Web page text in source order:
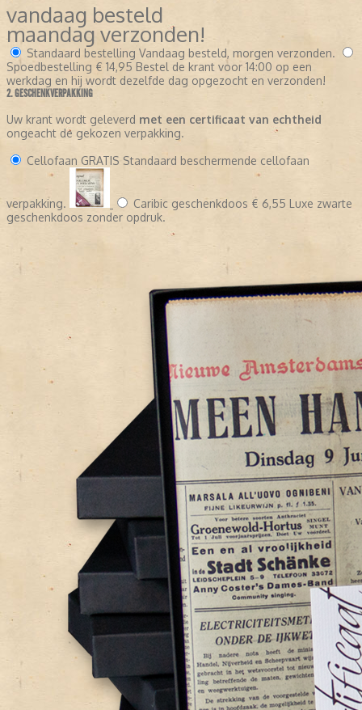
vandaag besteld
maandag verzonden!
Standaard bestelling Vandaag besteld, morgen verzonden.
Spoedbestelling € 14,95 Bestel de krant voor 14:00 op een
werkdag en hij wordt dezelfde dag opgezocht en verzonden!
2. GESCHENKVERPAKKING
Uw krant wordt geleverd met een certificaat van echtheid
ongeacht de gekozen verpakking.
Cellofaan GRATIS Standaard beschermende cellofaan
verpakking. Caribic geschenkdoos € 6,55 Luxe zwarte
geschenkdoos zonder opdruk.